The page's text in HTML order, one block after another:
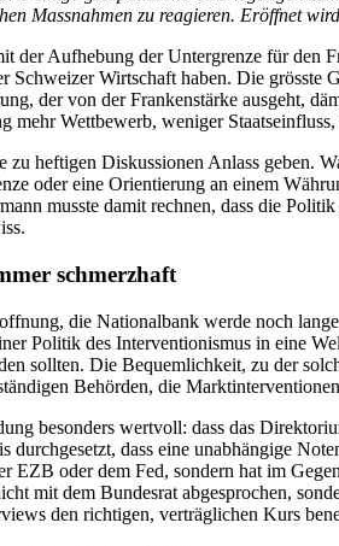
Massnahmen zu reagieren. Eröffnet
der Aufhebung der Untergrenze für
Wirtschaft haben. Die grösste
der von der Frankenstärke ausgeht,
mehr Wettbewerb, weniger
heftigen Diskussionen Anlass geben.
oder eine Orientierung an einem
musste damit rechnen, dass die
schmerzhaft
die Nationalbank werde noch
Politik des Interventionismus in eine
sollten. Die Bequemlichkeit, zu der
Behörden, die
besonders wertvoll: dass das
dass eine unabhängige
EZB oder dem Fed, sondern hat im
mit dem Bundesrat abgesprochen,
den richtigen, verträglichen Kurs